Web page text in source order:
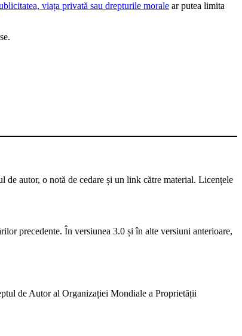
viața privată sau drepturile morale ar putea limita
autor, o notă de cedare și un link către material. Licențele
precedente. În versiunea 3.0 și în alte versiuni anterioare,
de Autor al Organizației Mondiale a Proprietății